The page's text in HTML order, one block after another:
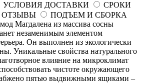
УСЛОВИЯ ДОСТАВКИ
СРОКИ
ОТЗЫВЫ
ПОДЪЕМ И СБОРКА
Магдалена из массива сосны
незаменимым элементом
Он выполнен из экологически
Уникальные свойства натурального
влияние на микроклимат
чистоте окружающего
пятью выдвижными ящиками –